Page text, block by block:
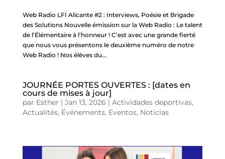
Web Radio LFI Alicante #2 : Interviews, Poésie et Brigade
des Solutions Nouvelle émission sur la Web Radio : Le talent
de l’Élémentaire à l’honneur ! C’est avec une grande fierté
que nous vous présentons le deuxième numéro de notre
Web Radio ! Nos élèves du...
JOURNÉE PORTES OUVERTES : [dates en
cours de mises à jour]
par Esther | Jan 13, 2026 | Actividades deportivas,
Actualités, Événements, Eventos, Noticias